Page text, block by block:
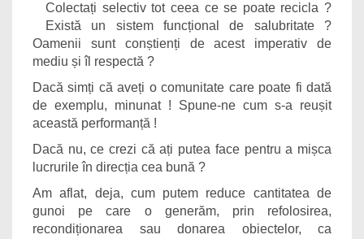
Colectați selectiv tot ceea ce se poate recicla ?
Există un sistem funcțional de salubritate ?
Oamenii sunt conștienți de acest imperativ de
mediu și îl respectă ?
Dacă simți că aveți o comunitate care poate fi dată
de exemplu, minunat ! Spune-ne cum s-a reușit
această performanță !
Dacă nu, ce crezi că ați putea face pentru a mișca
lucrurile în direcția cea bună ?
Am aflat, deja, cum putem reduce cantitatea de
gunoi pe care o generăm, prin refolosirea,
recondiționarea sau donarea obiectelor, ca